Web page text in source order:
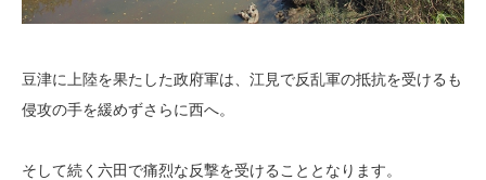
豆津に上陸を果たした政府軍は、江見で反乱軍の抵抗を受けるも
侵攻の手を緩めずさらに西へ。
そして続く六田で痛烈な反撃を受けることとなります。